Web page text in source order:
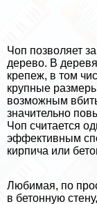
Чоп позволяет
дерево. В
крепеж, в том
крупные
возможным
значительно
Чоп считается
эффективным
кирпича или
Любимая, по
в бетонную